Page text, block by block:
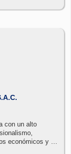
con un alto
económicos y de